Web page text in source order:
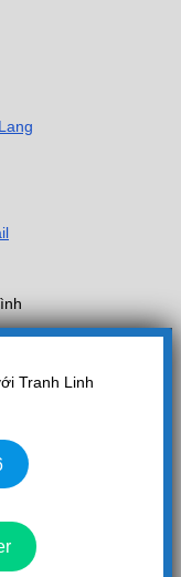
Tranh Linh